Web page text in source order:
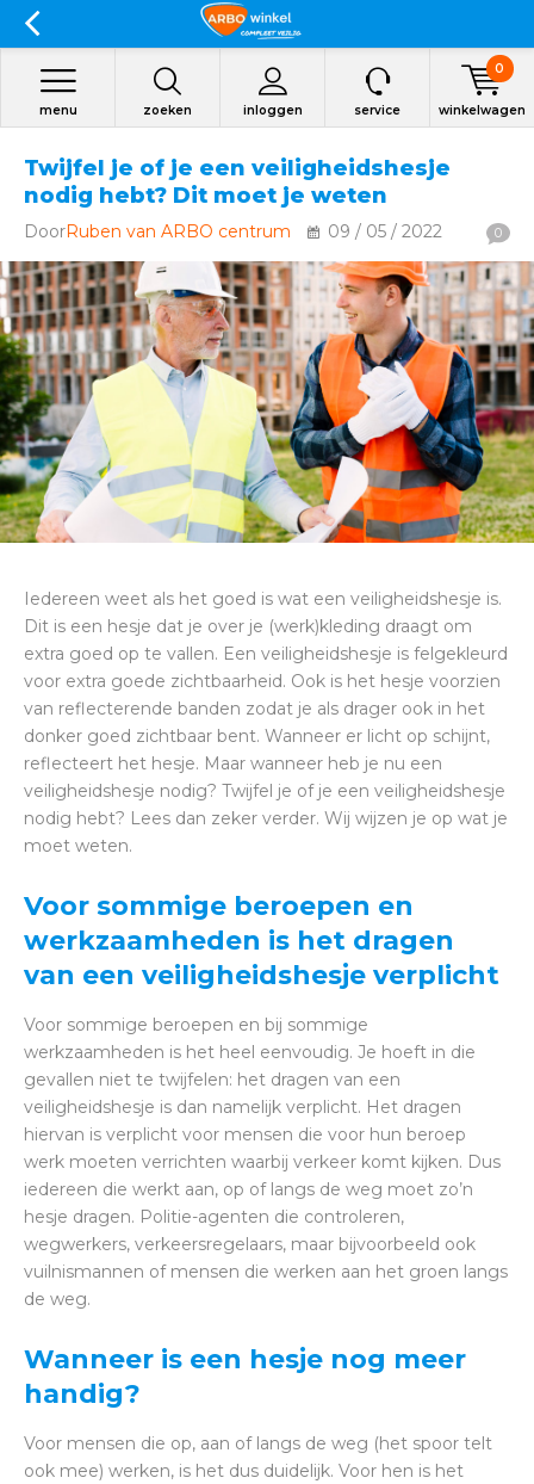
zoeken inloggen
menu service winkelwagen
0
Twijfel je of je een veiligheidshesje
nodig hebt? Dit moet je weten
DoorRuben van ARBO centrum 09 / 05 / 2022 0
Iedereen weet als het goed is wat een veiligheidshesje is.
Dit is een hesje dat je over je (werk)kleding draagt om
extra goed op te vallen. Een veiligheidshesje is felgekleurd
voor extra goede zichtbaarheid. Ook is het hesje voorzien
van reflecterende banden zodat je als drager ook in het
donker goed zichtbaar bent. Wanneer er licht op schijnt,
reflecteert het hesje. Maar wanneer heb je nu een
veiligheidshesje nodig? Twijfel je of je een veiligheidshesje
nodig hebt? Lees dan zeker verder. Wij wijzen je op wat je
moet weten.
Voor sommige beroepen en
werkzaamheden is het dragen
van een veiligheidshesje verplicht
Voor sommige beroepen en bij sommige
werkzaamheden is het heel eenvoudig. Je hoeft in die
gevallen niet te twijfelen: het dragen van een
veiligheidshesje is dan namelijk verplicht. Het dragen
hiervan is verplicht voor mensen die voor hun beroep
werk moeten verrichten waarbij verkeer komt kijken. Dus
iedereen die werkt aan, op of langs de weg moet zo’n
hesje dragen. Politie-agenten die controleren,
wegwerkers, verkeersregelaars, maar bijvoorbeeld ook
vuilnismannen of mensen die werken aan het groen langs
de weg.
Wanneer is een hesje nog meer
handig?
Voor mensen die op, aan of langs de weg (het spoor telt
ook mee) werken, is het dus duidelijk. Voor hen is het